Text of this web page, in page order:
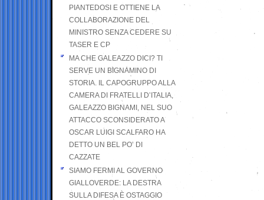
PIANTEDOSI E OTTIENE LA
COLLABORAZIONE DEL
MINISTRO SENZA CEDERE SU
TASER E CP
MA CHE GALEAZZO DICI? TI
SERVE UN BIGNAMINO DI
STORIA. IL CAPOGRUPPO ALLA
CAMERA DI FRATELLI D’ITALIA,
GALEAZZO BIGNAMI, NEL SUO
ATTACCO SCONSIDERATO A
OSCAR LUIGI SCALFARO HA
DETTO UN BEL PO’ DI
CAZZATE
SIAMO FERMI AL GOVERNO
GIALLOVERDE: LA DESTRA
SULLA DIFESA È OSTAGGIO